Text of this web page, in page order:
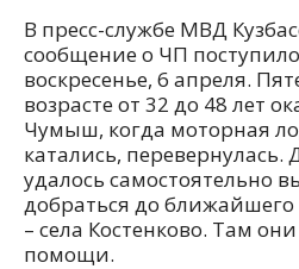
В пресс-службе МВД
сообщение о ЧП
воскресенье, 6 апреля.
возрасте от 32 до 48 лет
Чумыш, когда моторная
катались,
удалось самостоятельно
добраться до ближайшего
– села Костенково. Там
помощи.